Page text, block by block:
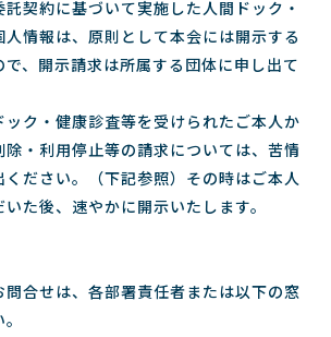
契約に基づいて実施した人間ドック・
情報は、原則として本会には開示する
、開示請求は所属する団体に申し出て
ク・健康診査等を受けられたご本人か
除・利用停止等の請求については、苦情
ださい。（下記参照）その時はご本人
た後、速やかに開示いたします。
合せは、各部署責任者または以下の窓